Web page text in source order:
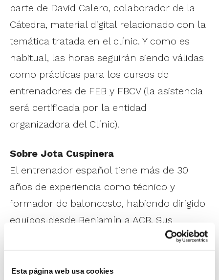
Esta página web usa cookies
parte de David Calero, colaborador de la
Cátedra, material digital relacionado con la
temática tratada en el clínic. Y como es
habitual, las horas seguirán siendo válidas
como prácticas para los cursos de
entrenadores de FEB y FBCV (la asistencia
será certificada por la entidad
organizadora del Clínic).
Sobre Jota Cuspinera
El entrenador español tiene más de 30
años de experiencia como técnico y
formador de baloncesto, habiendo dirigido
equipos desde Benjamín a ACB. Sus
primeros pasos en la máxima categoría
Estudiantes y posteriormente en el Real